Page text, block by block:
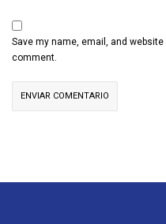
Save my name, email, and
comment.